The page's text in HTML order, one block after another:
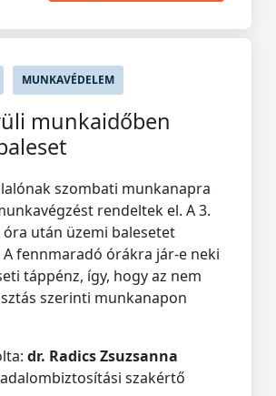
MUNKAVÉDELEM
munkaidőben
szombati munkanapra
rendeltek el. A 3.
után üzemi balesetet
fennmaradó órákra jár-e neki
táppénz, így, hogy az nem
szerinti munkanapon
dr. Radics Zsuzsanna
szakértő